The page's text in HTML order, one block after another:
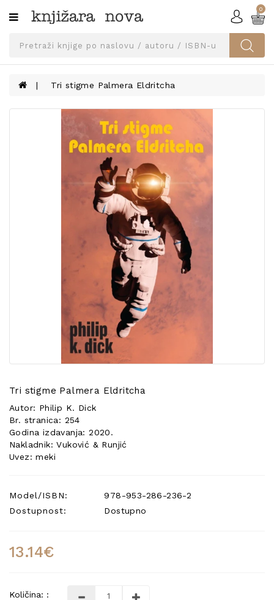
Kategorije
SVEUČILIŠNA
UDŽBENICI
KNJIGE
0
Tri stigme Palmera Eldritcha
Tri stigme Palmera Eldritcha
Autor: Philip K. Dick
Br. stranica: 254
Godina izdavanja: 2020.
Nakladnik: Vuković & Runjić
Uvez: meki
Model/ISBN:
978-953-286-236-2
Dostupnost:
Dostupno
13.14€
Količina: :